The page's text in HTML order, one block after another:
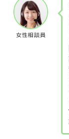
女性相談員